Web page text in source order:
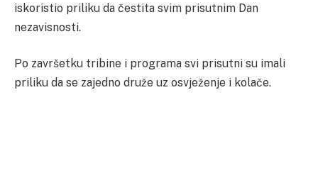
iskoristio priliku da čestita svim prisutnim Dan
nezavisnosti.
Po završetku tribine i programa svi prisutni su imali
priliku da se zajedno druže uz osvježenje i kolače.